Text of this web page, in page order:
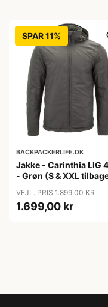
SPAR 11%
BACKPACKERLIFE.DK
Jakke - Carinthia LIG
- Grøn (S & XXL
VEJL. PRIS 1.899,00 KR
1.699,00 kr